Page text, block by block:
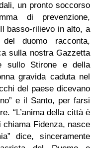
un pronto soccorso
di prevenzione,
basso-rilievo in alto, a
duomo racconta,
sulla nostra Gazzetta
sullo Stirone e della
gravida caduta nel
del paese dicevano
e il Santo, per farsi
“L’anima della città è
chiama Fidenza, nasce
dice, sinceramente